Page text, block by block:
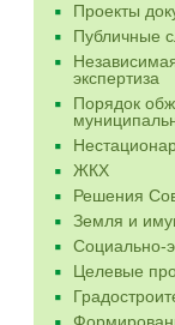
Проекты
Публичные
экспертиза
Порядок
ЖКХ
Решения
Земля и
Социально-
Целевые